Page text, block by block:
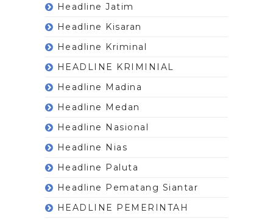
Headline Jatim
Headline Kisaran
Headline Kriminal
HEADLINE KRIMINIAL
Headline Madina
Headline Medan
Headline Nasional
Headline Nias
Headline Paluta
Headline Pematang Siantar
HEADLINE PEMERINTAH